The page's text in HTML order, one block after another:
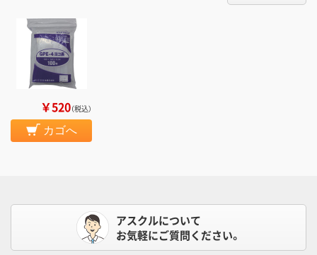
￥520（税込）
カゴへ
アスクルについて
お気軽にご質問ください。